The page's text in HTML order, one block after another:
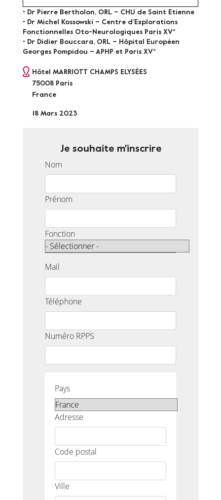
• Dr Pierre Bertholon, ORL – CHU de Saint Etienne
• Dr Michel Kossowski – Centre d’Explorations
Fonctionnelles Oto-Neurologiques Paris XV°
• Dr Didier Bouccara, ORL – Hôpital Européen
Georges Pompidou – APHP et Paris XV°
Hôtel MARRIOTT CHAMPS ELYSÉES
75008 Paris
France
18 Mars 2023
Je souhaite m'inscrire
Nom
Prénom
Fonction
Mail
Téléphone
Numéro RPPS
Pays
Adresse
Code postal
Ville